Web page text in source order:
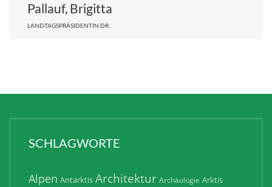
Pallauf, Brigitta
LANDTAGSPRÄSIDENTIN DR.
SCHLAGWORTE
Alpen Antarktis Architektur Archäologie Arktis